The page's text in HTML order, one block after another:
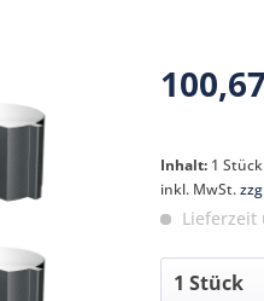
Inhalt: 1 Stück
inkl. MwSt.
Lieferzeit